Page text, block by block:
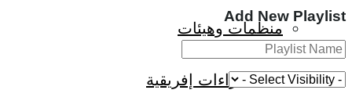
منظمات وهيئات
كتاب قراءات إفريقية
Add New Playlist